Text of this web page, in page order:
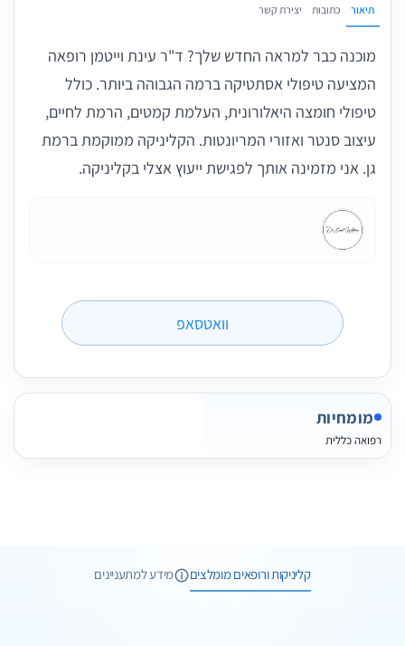
תיאור כתובות יצירת קשר
מוכנה כבר למראה החדש שלך? ד"ר עינת וייטמן רופאה
המציעה טיפולי אסתטיקה ברמה הגבוהה ביותר. כולל
טיפולי חומצה היאלורונית, העלמת קמטים, הרמת לחיים,
עיצוב סנטר ואזורי המריונטות. הקליניקה ממוקמת ברמת
גן. אני מזמינה אותך לפגישת ייעוץ אצלי בקליניקה.
וואטסאפ
מומחיות
רפואה כללית
קליניקות ורופאים מומלצים מידע למתעניינים
1 תמונות